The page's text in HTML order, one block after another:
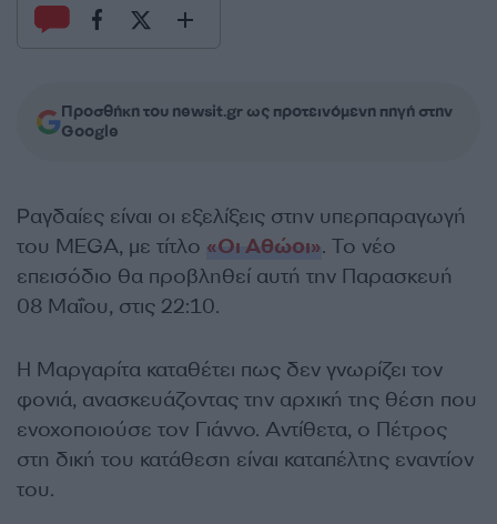
Προσθήκη του newsit.gr ως προτεινόμενη πηγή στην
Google
Ραγδαίες είναι οι εξελίξεις στην υπερπαραγωγή
του MEGA, με τίτλο «Οι Αθώοι». Το νέο
επεισόδιο θα προβληθεί αυτή την Παρασκευή
08 Μαΐου, στις 22:10.
Η Μαργαρίτα καταθέτει πως δεν γνωρίζει τον
φονιά, ανασκευάζοντας την αρχική της θέση που
ενοχοποιούσε τον Γιάννο. Αντίθετα, ο Πέτρος
στη δική του κατάθεση είναι καταπέλτης εναντίον
του.